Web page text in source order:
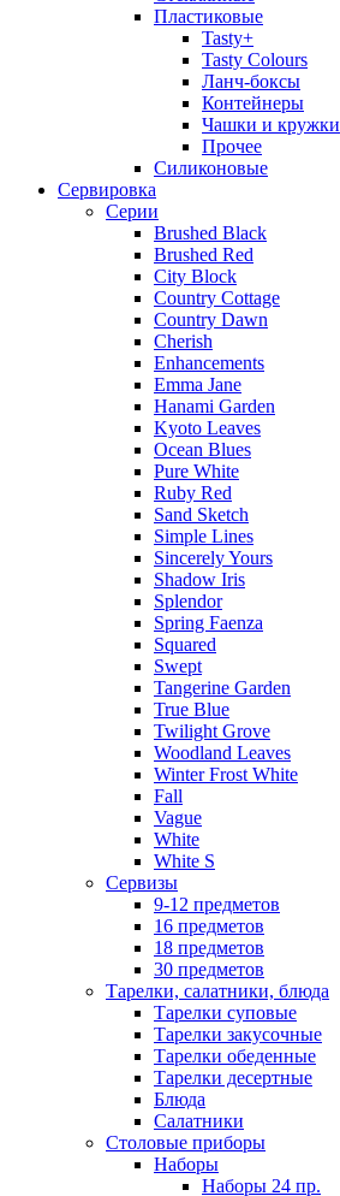
Пластиковые
Tasty+
Tasty Colours
Ланч-боксы
Контейнеры
Чашки и кружки
Прочее
Силиконовые
Сервировка
Серии
Brushed Black
Brushed Red
City Block
Country Cottage
Country Dawn
Cherish
Enhancements
Emma Jane
Hanami Garden
Kyoto Leaves
Ocean Blues
Pure White
Ruby Red
Sand Sketch
Simple Lines
Sincerely Yours
Shadow Iris
Splendor
Spring Faenza
Squared
Swept
Tangerine Garden
True Blue
Twilight Grove
Woodland Leaves
Winter Frost White
Fall
Vague
White
White S
Сервизы
9-12 предметов
16 предметов
18 предметов
30 предметов
Тарелки, салатники, блюда
Тарелки суповые
Тарелки закусочные
Тарелки обеденные
Тарелки десертные
Блюда
Салатники
Столовые приборы
Наборы
Наборы 24 пр.